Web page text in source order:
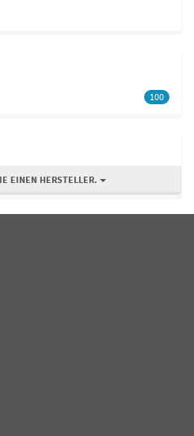
100
EINEN HERSTELLER.